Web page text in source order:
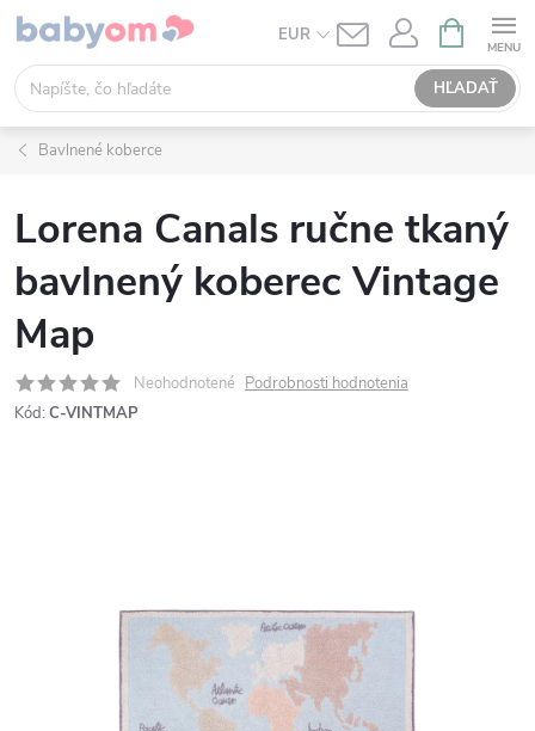
Prejsť
obsah
EUR
HĽADAŤ
KOŠÍK
Bavlnené koberce
Lorena Canals ručne tkaný
bavlnený koberec Vintage
Map
Neohodnotené Podrobnosti hodnotenia
Kód: C-VINTMAP